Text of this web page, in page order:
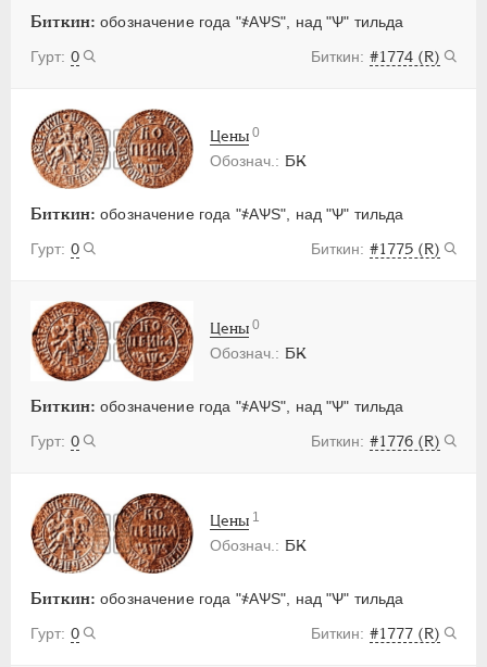
Биткин: обозначение года "҂АѰS", над "Ѱ" тильда
0
#1774 (R)
БК
Биткин: обозначение года "҂АѰS", над "Ѱ" тильда
0
#1775 (R)
Цены 0
БК
Биткин: обозначение года "҂АѰS", над "Ѱ" тильда
0
#1776 (R)
Цены 0
БК
Биткин: обозначение года "҂АѰS", над "Ѱ" тильда
0
#1777 (R)
Цены 1